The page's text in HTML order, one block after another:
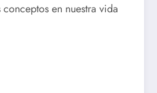
en nuestra vida